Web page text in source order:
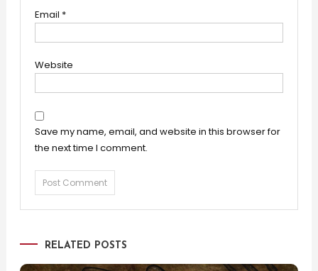
Email *
Website
Save my name, email, and website in this browser for
the next time I comment.
RELATED POSTS